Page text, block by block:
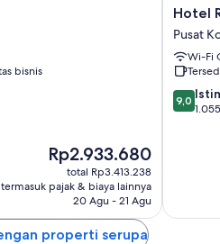
pengering rambut
dan meja tulis
bisnis
Harga
sekarang
Rp2.933.680
Rp2.933.680
total Rp3.413.238
termasuk pajak & biaya lainnya
20 Agu - 21 Agu
Hotel
Rialto
Pusat
Kota
Venesia
Hotel
Pusat
Wi-Fi
9.0
dari
9,0
properti serupa